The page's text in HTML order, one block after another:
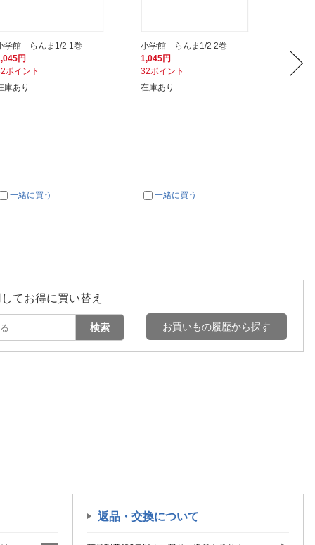
学館 らんま1/2 1巻
円
ポイント
庫あり
一緒に買う
小学館 らんま1/2 2巻
1,045円
32ポイント
在庫あり
一緒に買う
1,045円
32ポ
てお得に買い替え
検索 お買いもの履歴から探す
返品・交換について